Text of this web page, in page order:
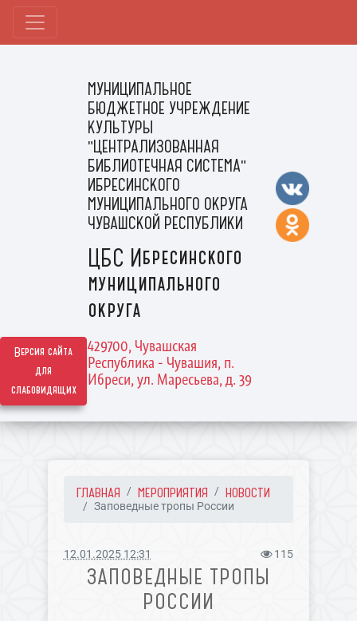
Версия сайта
для
слабовидящих
МУНИЦИПАЛЬНОЕ
БЮДЖЕТНОЕ УЧРЕЖДЕНИЕ
КУЛЬТУРЫ
"ЦЕНТРАЛИЗОВАННАЯ
БИБЛИОТЕЧНАЯ СИСТЕМА"
ИБРЕСИНСКОГО
МУНИЦИПАЛЬНОГО ОКРУГА
ЧУВАШСКОЙ РЕСПУБЛИКИ
ЦБС Ибресинского
муниципального
округа
429700, Чувашская
Республика - Чувашия, п.
Ибреси, ул. Маресьева, д. 39
ГЛАВНАЯ МЕРОПРИЯТИЯ НОВОСТИ
Заповедные тропы России
12.01.2025 12:31 115
ЗАПОВЕДНЫЕ ТРОПЫ
РОССИИ